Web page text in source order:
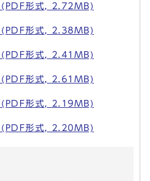
(PDF形式, 2.72MB)
(PDF形式, 2.38MB)
(PDF形式, 2.41MB)
(PDF形式, 2.61MB)
(PDF形式, 2.19MB)
(PDF形式, 2.20MB)